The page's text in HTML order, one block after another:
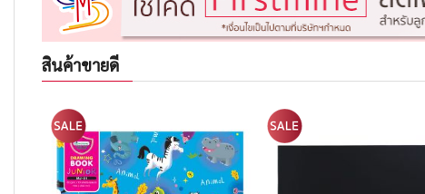
สินค้าขายดี